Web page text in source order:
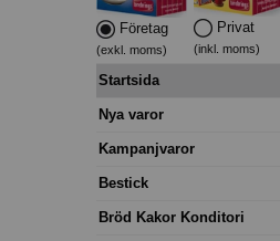
Företag
(exkl. moms)
Privat
(inkl. moms)
Startsida
Nya varor
Kampanjvaror
Bestick
Bröd Kakor Konditori